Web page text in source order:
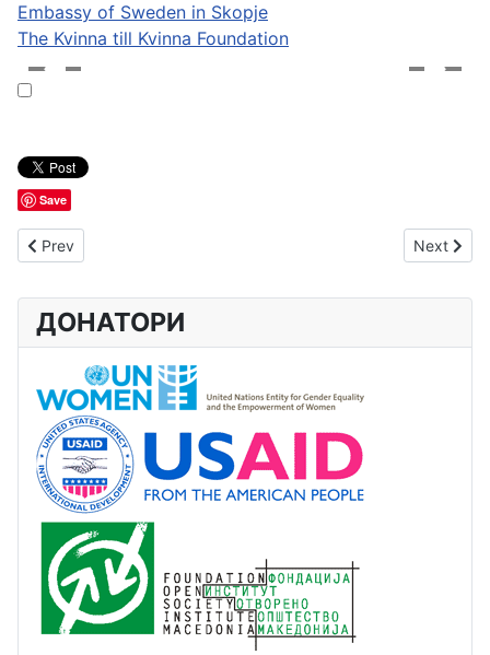
Embassy of Sweden in Skopje
The Kvinna till Kvinna Foundation
Save
Previous article: Во рамки на проектот Летна школа за млади
Prev Next
Next
ДОНАТОРИ